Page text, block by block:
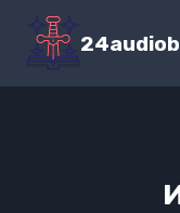
Перейти
содержимому